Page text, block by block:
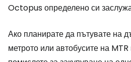
Octopus определено си
Ако планирате да пътувате на
метрото или автобусите на